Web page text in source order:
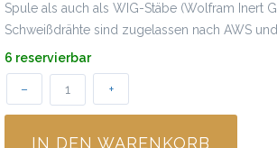
Spule als auch als WIG-Stäbe (Wolfram Inert
Schweißdrähte sind zugelassen nach AWS
6 reservierbar
– +
IN DEN WARENKORB